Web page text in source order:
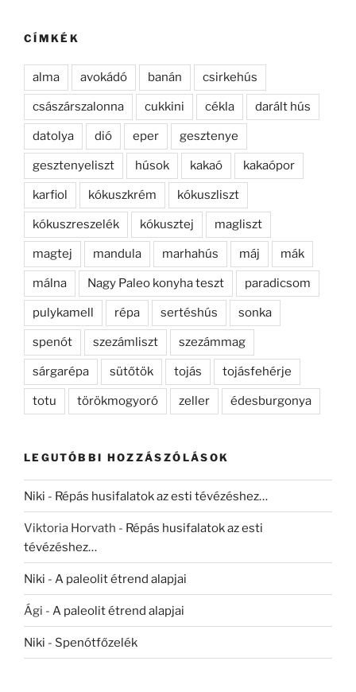
CÍMKÉK
alma avokádó banán csirkehús
császárszalonna cukkini cékla darált hús
datolya dió eper gesztenye
gesztenyeliszt húsok kakaó kakaópor
karfiol kókuszkrém kókuszliszt
kókuszreszelék kókusztej magliszt
magtej mandula marhahús máj mák
málna Nagy Paleo konyha teszt paradicsom
pulykamell répa sertéshús sonka
spenót szezámliszt szezámmag
sárgarépa sütőtök tojás tojásfehérje
totu törökmogyoró zeller édesburgonya
LEGUTÓBBI HOZZÁSZÓLÁSOK
Niki - Répás husifalatok az esti tévézéshez…
Viktoria Horvath - Répás husifalatok az esti
tévézéshez…
Niki - A paleolit étrend alapjai
Ági - A paleolit étrend alapjai
Niki - Spenótfőzelék